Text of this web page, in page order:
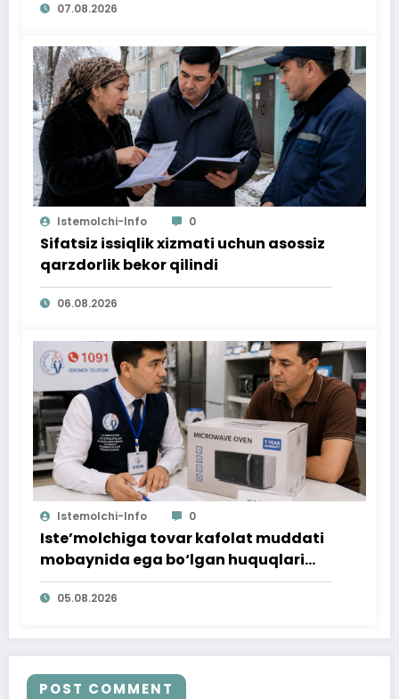
07.08.2026
Istemolchi-Info 0
Sifatsiz issiqlik xizmati uchun asossiz
qarzdorlik bekor qilindi
06.08.2026
Istemolchi-Info 0
Iste’molchiga tovar kafolat muddati
mobaynida ega bo‘lgan huquqlari
ta’minlab berildi
05.08.2026
POST COMMENT